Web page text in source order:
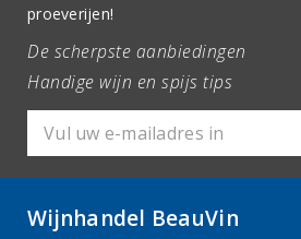
proeverijen!
De scherpste aanbiedingen
Handige wijn en spijs tips
Wijnhandel BeauVin